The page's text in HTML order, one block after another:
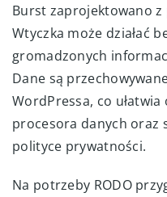
Burst zaprojektowano
Wtyczka może działać
gromadzonych
Dane są
WordPressa, co
procesora danych oraz
polityce prywatności.
Na potrzeby RODO